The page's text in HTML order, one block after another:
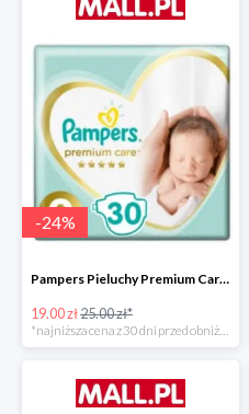
-24%
Pampers Pieluchy Premium Care 0 Newborn -24%
19.00 zł25.00 zł*
*najniższa cena z 30 dni przed obniżką